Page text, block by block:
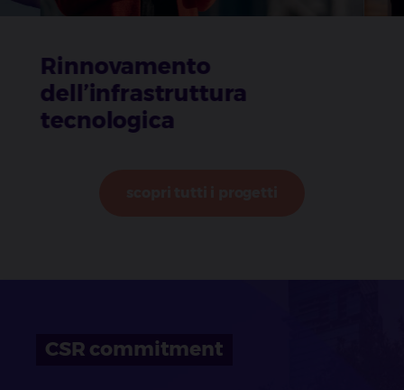
Rinnovamento
dell’infrastruttura
tecnologica​
CSR commitment